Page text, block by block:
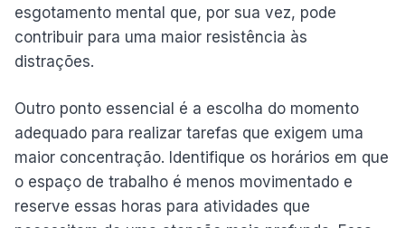
esgotamento mental que, por sua vez, pode
contribuir para uma maior resistência às
distrações.
Outro ponto essencial é a escolha do momento
adequado para realizar tarefas que exigem uma
maior concentração. Identifique os horários em que
o espaço de trabalho é menos movimentado e
reserve essas horas para atividades que